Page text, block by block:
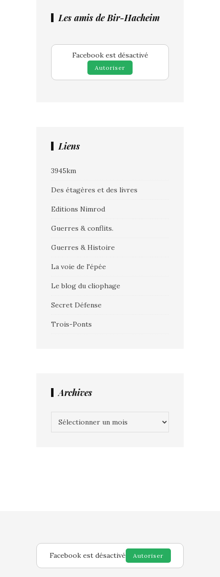
Les amis de Bir-Hacheim
Facebook est désactivé
Autoriser
Liens
3945km
Des étagères et des livres
Editions Nimrod
Guerres & conflits.
Guerres & Histoire
La voie de l'épée
Le blog du cliophage
Secret Défense
Trois-Ponts
Archives
Facebook est désactivé Autoriser